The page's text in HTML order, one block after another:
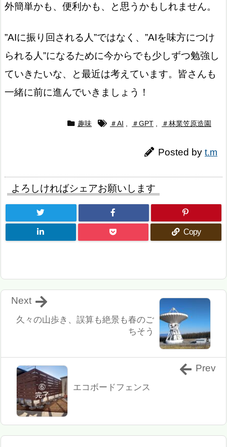
外簡単かも、便利かも、と思うかもしれません。
”AIに振り回される人”ではなく、”AIを味方につけ
られる人”になるために今からでも少しずつ勉強し
ていきたいな、と最近は考えています。皆さんも
一緒に前に進んでいきましょう！
趣味 ＃AI ＃GPT ＃林業笠原造園
Posted by t.m
よろしければシェアお願いします
Copy
久々の山歩き、誤算も絶景も春のご
ちそう
Next
エコボードフェンス
Prev